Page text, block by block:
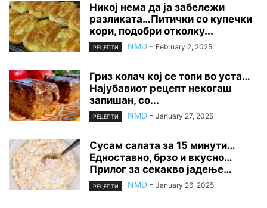
Никој нема да ја забележи
разликата…Питички со купечки
кори, подобри отколку...
РЕЦЕПТИ NMD - February 2, 2025
Гриз колач кој се топи во уста…
Најубавиот рецепт некогаш
запишан, со...
РЕЦЕПТИ NMD - January 27, 2025
Сусам салата за 15 минути…
Едноставно, брзо и вкусно…
Прилог за секакво јадење…
РЕЦЕПТИ NMD - January 26, 2025